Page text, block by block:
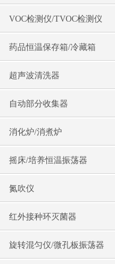
VOC检测仪/TVOC检测仪
药品恒温保存箱/冷藏箱
超声波清洗器
自动部分收集器
消化炉/消煮炉
摇床/培养恒温振荡器
氮吹仪
红外接种环灭菌器
旋转混匀仪/微孔板振荡器